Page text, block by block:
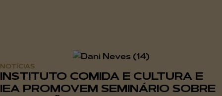
NOTÍCIAS
INSTITUTO COMIDA E CULTURA E
IEA PROMOVEM SEMINÁRIO SOBRE